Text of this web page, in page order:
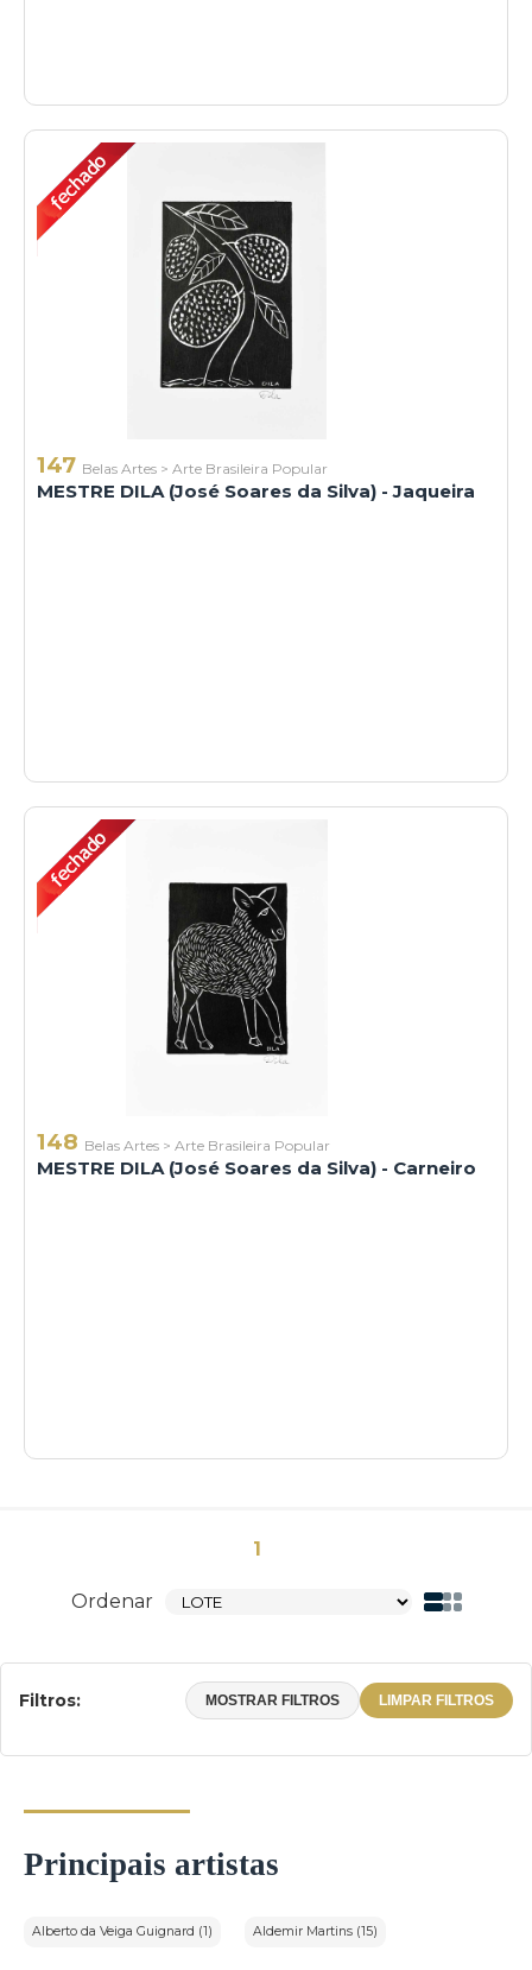
147 Belas Artes > Arte Brasileira Popular
MESTRE DILA (José Soares da Silva) - Jaqueira
148 Belas Artes > Arte Brasileira Popular
MESTRE DILA (José Soares da Silva) - Carneiro
1
Ordenar
Filtros: MOSTRAR FILTROS LIMPAR FILTROS
Principais artistas
Alberto da Veiga Guignard (1) Aldemir Martins (15)